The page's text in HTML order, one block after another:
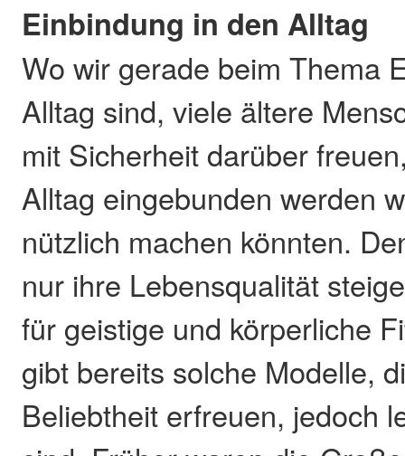
Einbindung in den Alltag
Wo wir gerade beim Thema
Alltag sind, viele ältere
mit Sicherheit darüber
Alltag eingebunden werden
nützlich machen könnten.
nur ihre Lebensqualität
für geistige und körperliche
gibt bereits solche Modelle,
Beliebtheit erfreuen, jedoch